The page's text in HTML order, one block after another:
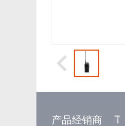
产品经销商